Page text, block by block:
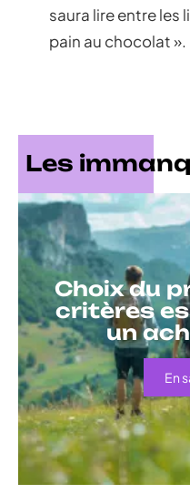
saura lire entre les
pain au chocolat ».
Les
Choix du
critères
un
En